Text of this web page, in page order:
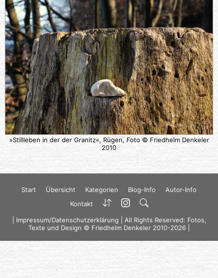
»Stillleben in der der Granitz«, Rügen, Foto © Friedhelm Denkeler
2010
Start Übersicht Kategorien Blog-Info
Autor-Info
Kontakt
Impressum/Datenschutzerklärung | All Rights Reserved: Fotos,
Texte und Design © Friedhelm Denkeler 2010-2026 |